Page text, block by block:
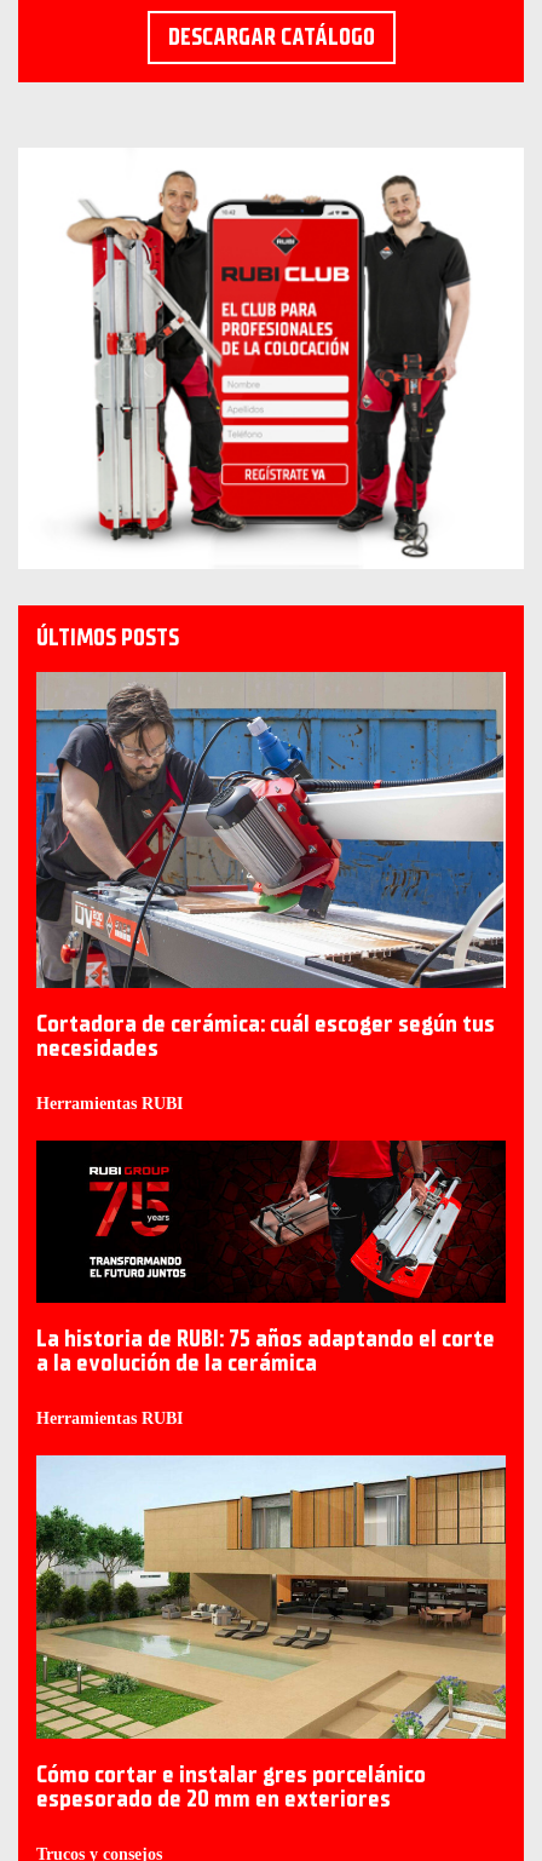
ÚLTIMOS POSTS
Cortadora de cerámica: cuál escoger según tus
necesidades
Herramientas RUBI
La historia de RUBI: 75 años adaptando el corte
a la evolución de la cerámica
Herramientas RUBI
Cómo cortar e instalar gres porcelánico
espesorado de 20 mm en exteriores
Trucos y consejos